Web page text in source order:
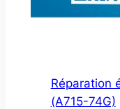
Réparation
(A715-74G)